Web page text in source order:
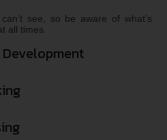
see, so be aware of what’s
all times.